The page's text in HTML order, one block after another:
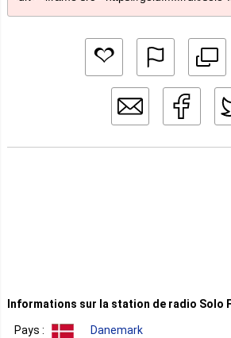
Informations sur la station de radio Solo
Pays : Danemark